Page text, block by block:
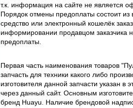
т.к. информация на сайте не является
Порядок отмены предоплаты состоит
средство или электронный кошелёк
информировании продавцом заказчика
предоплаты.
Первая часть наименования товаров
запчасть для техники какого либо
изготовителя данной запчасти указан в
через данный сайт. Основным
бренд Huayu. Наличие брендовой